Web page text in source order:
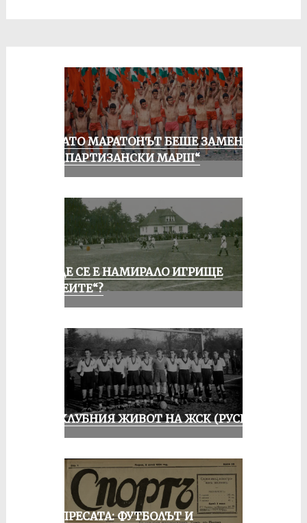
КОГАТО МАРАТОНЪТ БЕШЕ ЗАМЕНЕН
ОТ „ПАРТИЗАНСКИ МАРШ“
КЪДЕ СЕ Е НАМИРАЛО ИГРИЩЕ
„АЛЕИТЕ“?
ИЗ КЛУБНИЯ ЖИВОТ НА ЖСК (РУСЕ)
ОТ ПРЕСАТА: ФУТБОЛЪТ И